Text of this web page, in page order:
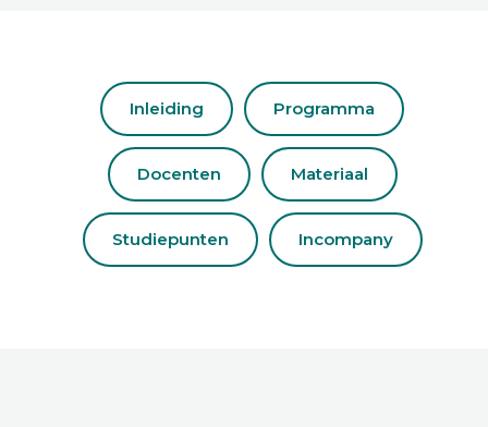
Inleiding Programma
Docenten Materiaal
Studiepunten Incompany